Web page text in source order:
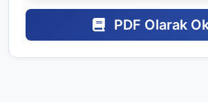
PDF Olarak